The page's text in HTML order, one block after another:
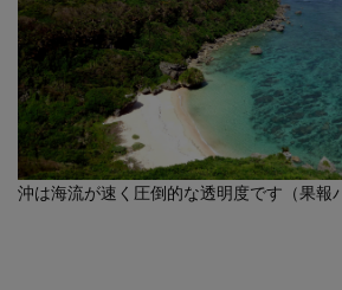
沖は海流が速く圧倒的な透明度です（果報